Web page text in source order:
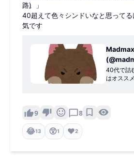
路。」
｀)
40超えて色々シンドいなと思って
気です
Madmax
40代で詰むけど
はオスス
人が多い。
9 8
😂13 😲1 ❤️2